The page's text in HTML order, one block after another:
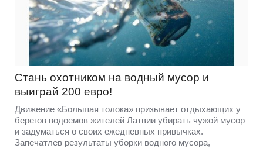
Стань охотником на водный мусор и
выиграй 200 евро!
Движение «Большая толока» призывает отдыхающих у
берегов водоемов жителей Латвии убирать чужой мусор
и задуматься о своих ежедневных привычках.
Запечатлев результаты уборки водного мусора,